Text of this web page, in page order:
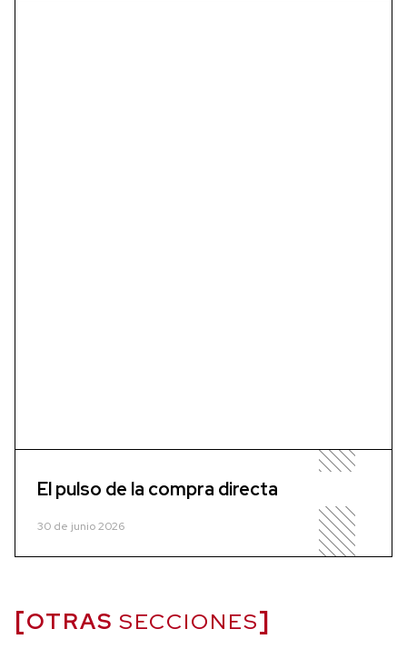
El pulso de la compra directa
30 de junio 2026
OTRAS SECCIONES